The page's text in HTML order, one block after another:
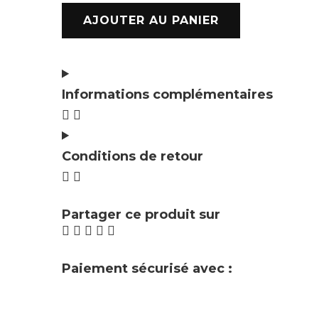
AJOUTER AU PANIER
Informations complémentaires
Conditions de retour
Partager ce produit sur
Paiement sécurisé avec :